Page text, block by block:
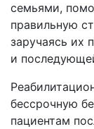
семьями,
правильную
заручаясь их
и
бессрочную
пациентам